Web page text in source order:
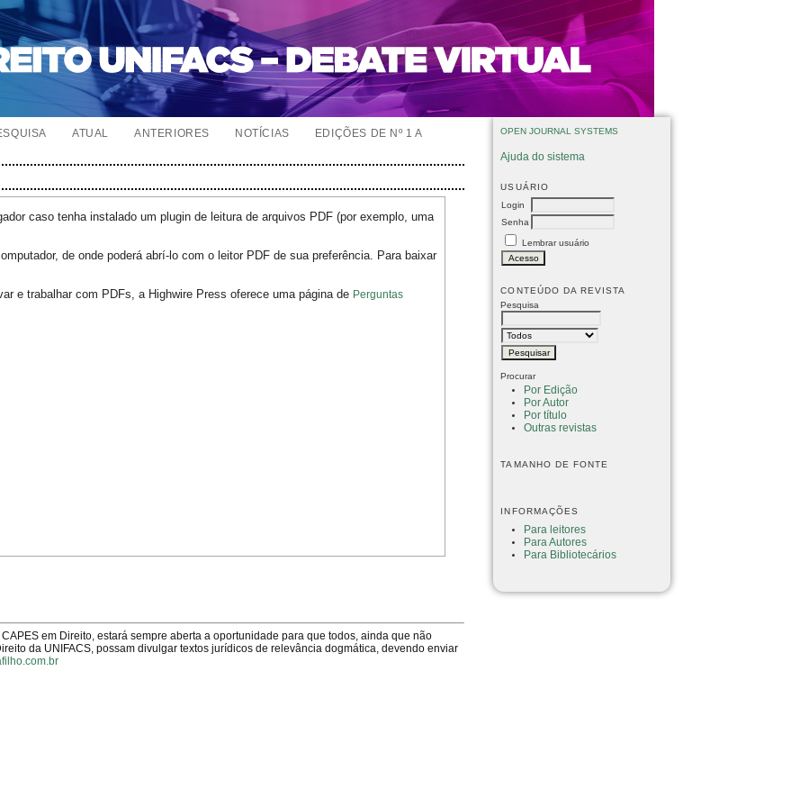
OPEN JOURNAL SYSTEMS
Ajuda do sistema
USUÁRIO
Login
Senha
Lembrar usuário
CONTEÚDO DA REVISTA
Pesquisa
Procurar
Por Edição
Por Autor
Por título
Outras revistas
TAMANHO DE FONTE
INFORMAÇÕES
Para leitores
Para Autores
Para Bibliotecários
ATUAL ANTERIORES NOTÍCIAS
EDIÇÕES DE Nº 1 A
caso tenha instalado um plugin de leitura de arquivos PDF (por exemplo, uma
de onde poderá abrí-lo com o leitor PDF de sua preferência. Para baixar
e trabalhar com PDFs, a Highwire Press oferece uma página de Perguntas
em Direito, estará sempre aberta a oportunidade para que todos, ainda que não
da UNIFACS, possam divulgar textos jurídicos de relevância dogmática, devendo enviar